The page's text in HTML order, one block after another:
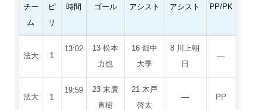
チー
ム
ピ
リ
時間 ゴール アシスト アシスト PP/PK
法大 1
13:02
13 松本
力也
16 畑中
大季
8 川上朝
日
―
法大 1
19:59
23 末廣
直樹
21 木戸
啓太
― PP